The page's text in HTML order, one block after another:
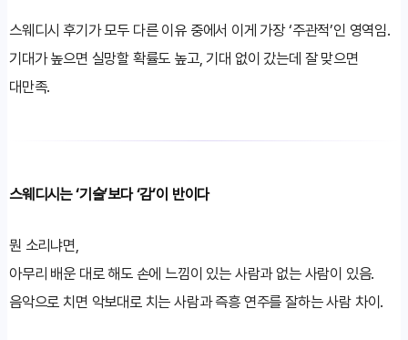
스웨디시 후기가 모두 다른 이유 중에서 이게 가장 ‘주관적’인 영역임.
기대가 높으면 실망할 확률도 높고, 기대 없이 갔는데 잘 맞으면
대만족.
스웨디시는 ‘기술’보다 ‘감’이 반이다
뭔 소리냐면,
아무리 배운 대로 해도 손에 느낌이 있는 사람과 없는 사람이 있음.
음악으로 치면 악보대로 치는 사람과 즉흥 연주를 잘하는 사람 차이.